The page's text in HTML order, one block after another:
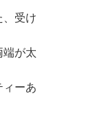
受け
が太
ーあ